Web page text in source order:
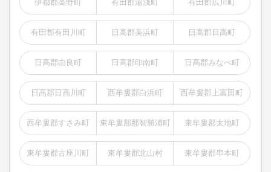
伊都郡高野町 有田郡湯浅町 有田郡広川町
有田郡有田川町 日高郡美浜町 日高郡日高町
日高郡由良町 日高郡印南町 日高郡みなべ町
日高郡日高川町 西牟婁郡白浜町 西牟婁郡上富田町
西牟婁郡すさみ町 東牟婁郡那智勝浦町 東牟婁郡太地町
東牟婁郡古座川町 東牟婁郡北山村 東牟婁郡串本町